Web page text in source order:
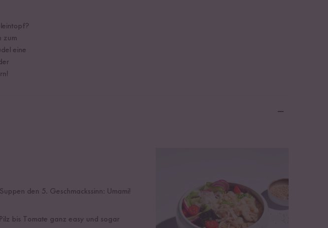
zum
eine
den 5. Geschmackssinn: Umami!
bis Tomate ganz easy und sogar